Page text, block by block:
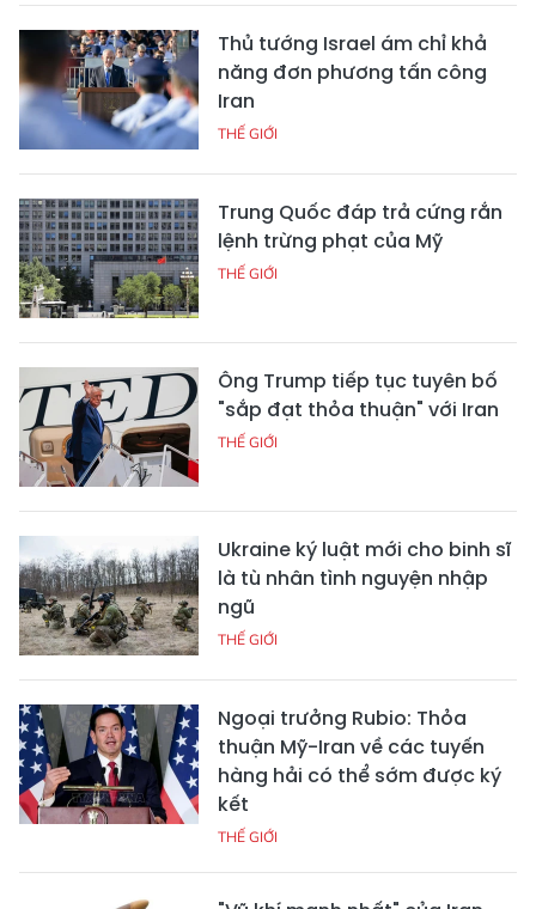
Thủ tướng Israel ám chỉ khả
năng đơn phương tấn công
Iran
THẾ GIỚI
Trung Quốc đáp trả cứng rắn
lệnh trừng phạt của Mỹ
THẾ GIỚI
Ông Trump tiếp tục tuyên bố
"sắp đạt thỏa thuận" với Iran
THẾ GIỚI
Ukraine ký luật mới cho binh sĩ
là tù nhân tình nguyện nhập
ngũ
THẾ GIỚI
Ngoại trưởng Rubio: Thỏa
thuận Mỹ-Iran về các tuyến
hàng hải có thể sớm được ký
kết
THẾ GIỚI